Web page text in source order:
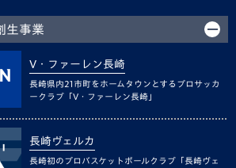
生事業
V・ファーレン長崎
長崎県内21市町をホームタウンとするプロサッカ
ークラブ「V・ファーレン長崎」
長崎ヴェルカ
長崎初のプロバスケットボールクラブ「長崎ヴェ